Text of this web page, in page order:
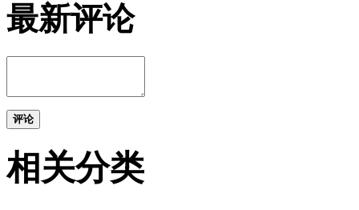
最新评论
评论
相关分类